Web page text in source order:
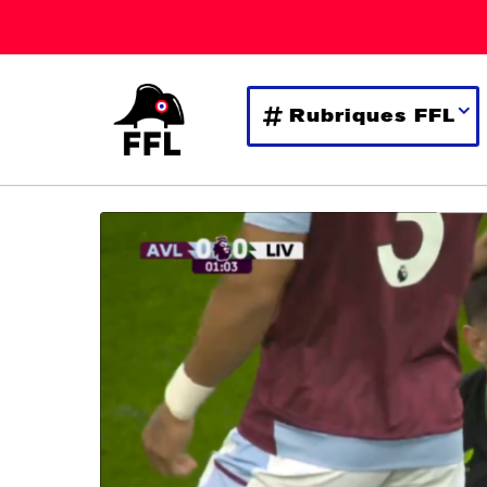
Rubriques FFL